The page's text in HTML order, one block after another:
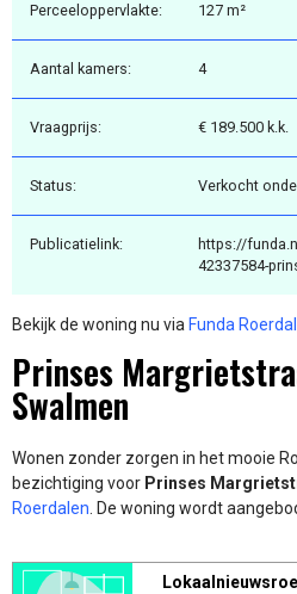
Perceeloppervlakte: 127 m²
Aantal kamers: 4
Vraagprijs: € 189.500 k.k.
Status: Verkocht
Publicatielink:
https://
42337584-
Bekijk de woning nu via Funda
Prinses
Swalmen
Wonen zonder zorgen in het mooie
bezichtiging voor Prinses
Roerdalen . De woning wordt